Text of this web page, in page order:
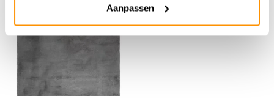
Aanpassen